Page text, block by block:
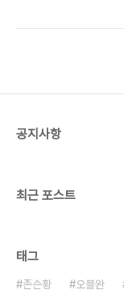
일단 여기가 나가노역 동편에
스키나 타고올까? 하다가저
공지사항
최근 포스트
태그
존슨황 오블완